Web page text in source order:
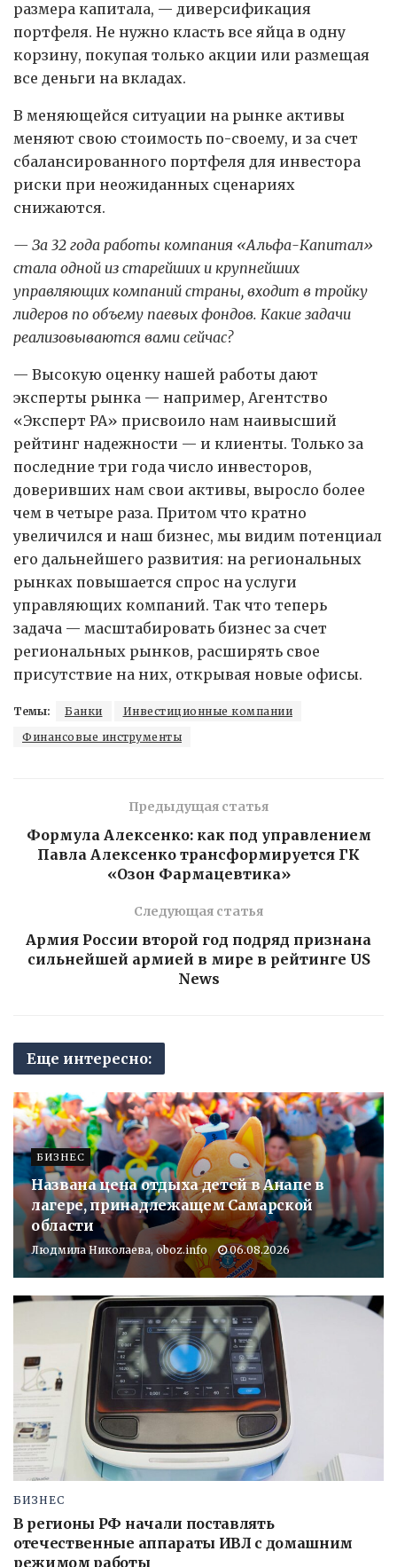
размера капитала, — диверсификация
портфеля. Не нужно класть все яйца в одну
корзину, покупая только акции или размещая
все деньги на вкладах.
В меняющейся ситуации на рынке активы
меняют свою стоимость по-своему, и за счет
сбалансированного портфеля для инвестора
риски при неожиданных сценариях
снижаются.
— За 32 года работы компания «Альфа-Капитал»
стала одной из старейших и крупнейших
управляющих компаний страны, входит в тройку
лидеров по объему паевых фондов. Какие задачи
реализовываются вами сейчас?
— Высокую оценку нашей работы дают
эксперты рынка — например, Агентство
«Эксперт РА» присвоило нам наивысший
рейтинг надежности — и клиенты. Только за
последние три года число инвесторов,
доверивших нам свои активы, выросло более
чем в четыре раза. Притом что кратно
увеличился и наш бизнес, мы видим потенциал
его дальнейшего развития: на региональных
рынках повышается спрос на услуги
управляющих компаний. Так что теперь
задача — масштабировать бизнес за счет
региональных рынков, расширять свое
присутствие на них, открывая новые офисы.
Темы: Банки
Инвестиционные компании
Финансовые инструменты
Предыдущая статья
Формула Алексенко: как под управлением
Павла Алексенко трансформируется ГК
«Озон Фармацевтика»
Следующая статья
Армия России второй год подряд признана
сильнейшей армией в мире в рейтинге US
News
Еще интересно:
БИЗНЕС
Названа цена отдыха детей в Анапе в
лагере, принадлежащем Самарской
области
Людмила Николаева, oboz.info 06.08.2026
БИЗНЕС
В регионы РФ начали поставлять
отечественные аппараты ИВЛ с домашним
режимом работы